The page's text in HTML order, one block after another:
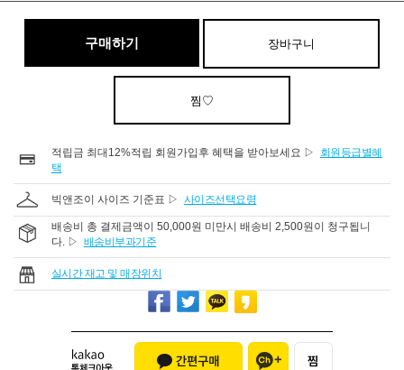
구매하기 장바구니
찜♡
적립금 최대12%적립 회원가입후 혜택을 받아보세요 ▷
회원등급별혜
택
빅앤조이 사이즈 기준표 ▷ 사이즈선택요령
배송비 총 결제금액이 50,000원 미만시 배송비 2,500원이 청구됩니
다. ▷ 배송비부과기준
실시간 재고 및 매장위치